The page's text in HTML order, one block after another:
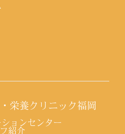
栄養クリニック福岡
ョンセンター
紹介